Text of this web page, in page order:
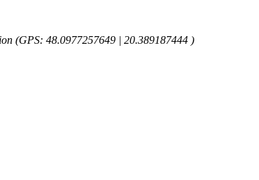
(GPS: 48.0977257649 | 20.389187444 )